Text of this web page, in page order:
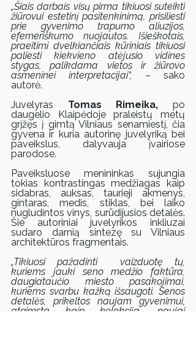
„Šiais darbais visų pirma tikiuosi suteikti
žiūrovui estetinį pasitenkinimą, prisiliesti
prie gyvenimo trapumo aliuzijos,
efemeriškumo nuojautos. Išieškotais,
praeitimi dvelkiančiais kūriniais tikiuosi
paliesti kiekvieno atėjusio vidines
stygas, palikdama vietos ir žiūrovo
asmeninei interpretacijai“, – sako
autorė.
Juvelyras Tomas Rimeika, po
daugelio Klaipėdoje praleistų metų
grįžęs į gimtą Vilniaus senamiestį, čia
gyvena ir kuria autorinę juvelyriką bei
paveikslus, dalyvauja įvairiose
parodose.
Paveiksluose menininkas sujungia
tokias kontrastingas medžiagas kaip
sidabras, auksas, taurieji akmenys,
gintaras, medis, stiklas, bei laiko
nugludintos vinys, surūdijusios detalės.
Šie autoriniai juvelyrikos inkliuzai
sudaro darnią sintezę su Vilniaus
architektūros fragmentais.
„Tikiuosi pažadinti  vaizduotę tų,
kuriems jauki seno medžio faktūra,
daugiataučio miesto pasakojimai,
kuriems svarbu kažką išsaugoti. Senos
detalės, prikeltos naujam gyvenimui,
atgimsta kaip kolekcija, naujai